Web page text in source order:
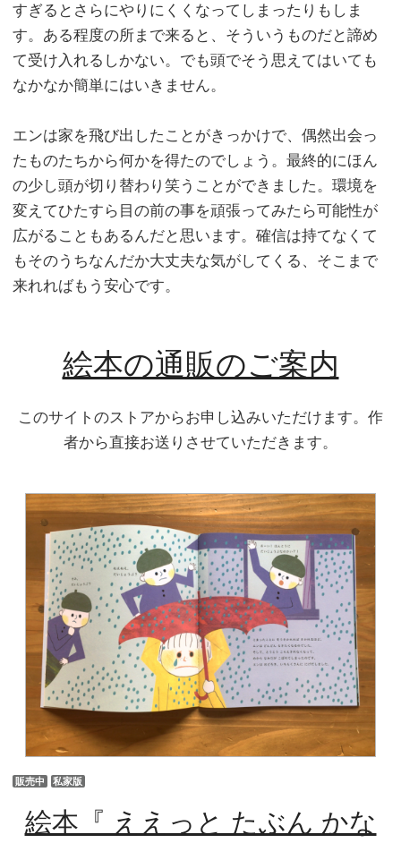
すぎるとさらにやりにくくなってしまったりもしま
す。ある程度の所まで来ると、そういうものだと諦め
て受け入れるしかない。でも頭でそう思えてはいても
なかなか簡単にはいきません。
エンは家を飛び出したことがきっかけで、偶然出会っ
たものたちから何かを得たのでしょう。最終的にほん
の少し頭が切り替わり笑うことができました。環境を
変えてひたすら目の前の事を頑張ってみたら可能性が
広がることもあるんだと思います。確信は持てなくて
もそのうちなんだか大丈夫な気がしてくる、そこまで
来れればもう安心です。
絵本の通販のご案内
このサイトのストアからお申し込みいただけます。作
者から直接お送りさせていただきます。
販売中 私家版
絵本『 ええっと たぶん かな